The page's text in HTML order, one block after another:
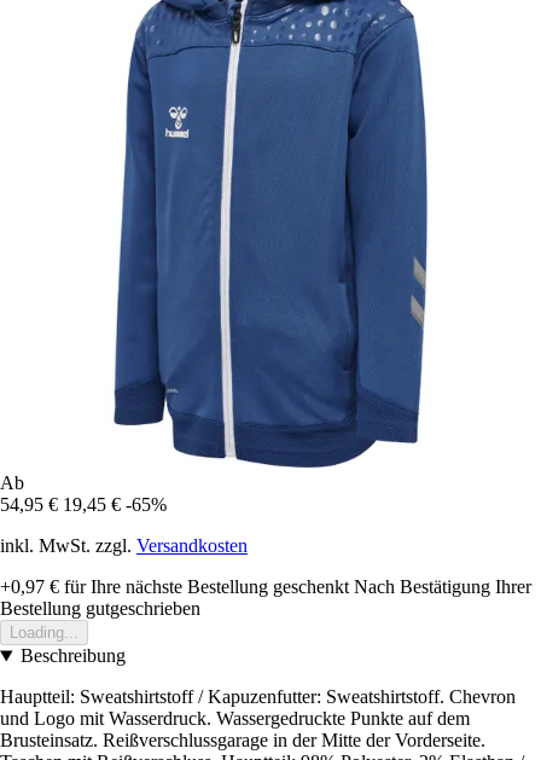
Ab
54,95 € 19,45 € -65%
inkl. MwSt. zzgl. Versandkosten
+0,97 € für Ihre nächste Bestellung geschenkt Nach Bestätigung Ihrer
Bestellung gutgeschrieben
Loading...
Beschreibung
Hauptteil: Sweatshirtstoff / Kapuzenfutter: Sweatshirtstoff. Chevron
und Logo mit Wasserdruck. Wassergedruckte Punkte auf dem
Brusteinsatz. Reißverschlussgarage in der Mitte der Vorderseite.